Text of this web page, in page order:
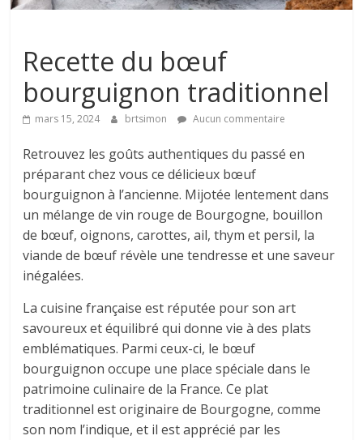
Recette du bœuf
bourguignon traditionnel
mars 15, 2024 brtsimon Aucun commentaire
Retrouvez les goûts authentiques du passé en
préparant chez vous ce délicieux bœuf
bourguignon à l’ancienne. Mijotée lentement dans
un mélange de vin rouge de Bourgogne, bouillon
de bœuf, oignons, carottes, ail, thym et persil, la
viande de bœuf révèle une tendresse et une saveur
inégalées.
La cuisine française est réputée pour son art
savoureux et équilibré qui donne vie à des plats
emblématiques. Parmi ceux-ci, le bœuf
bourguignon occupe une place spéciale dans le
patrimoine culinaire de la France. Ce plat
traditionnel est originaire de Bourgogne, comme
son nom l’indique, et il est apprécié par les